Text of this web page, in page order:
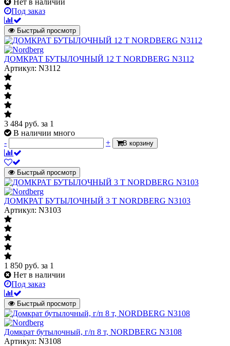
Под заказ
Быстрый просмотр
ДОМКРАТ БУТЫЛОЧНЫЙ 12 Т NORDBERG N3112
Артикул: N3112
3 484 руб. за 1
В наличии много
-
+ В корзину
Быстрый просмотр
ДОМКРАТ БУТЫЛОЧНЫЙ 3 Т NORDBERG N3103
Артикул: N3103
1 850 руб. за 1
Нет в наличии
Под заказ
Быстрый просмотр
Домкрат бутылочный, г/п 8 т, NORDBERG N3108
Артикул: N3108